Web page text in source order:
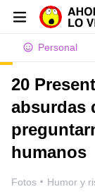
Personal
20
absurdas
humanos
Fotos · Humor y